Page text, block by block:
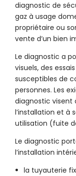
diagnostic de
gaz à usage
propriétaire ou
vente d’un bien
Le diagnostic a
visuels, des
susceptibles de
personnes. Les
diagnostic visent
l’installation et à
utilisation (fuite
Le diagnostic
l’installation
la tuyauterie